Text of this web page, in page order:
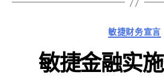
類
別
敏捷财务宣言
敏捷金融实